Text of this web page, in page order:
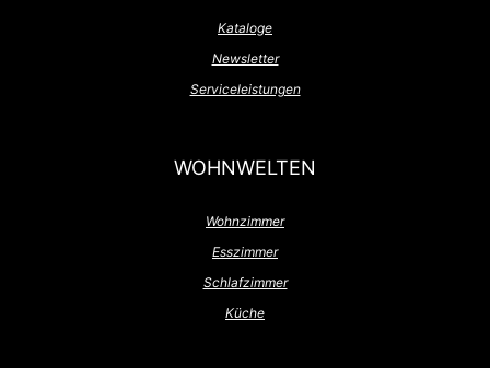
Kataloge
Newsletter
Serviceleistungen
WOHNWELTEN
Wohnzimmer
Esszimmer
Schlafzimmer
Küche